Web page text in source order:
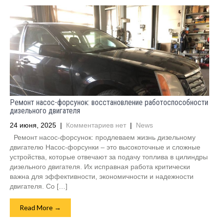
Ремонт насос-форсунок: восстановление работоспособности
дизельного двигателя
24 июня, 2025 | Комментариев нет | News
Ремонт насос-форсунок: продлеваем жизнь дизельному
двигателю Насос-форсунки – это высокоточные и сложные
устройства, которые отвечают за подачу топлива в цилиндры
дизельного двигателя. Их исправная работа критически
важна для эффективности, экономичности и надежности
двигателя. Со […]
Read More →